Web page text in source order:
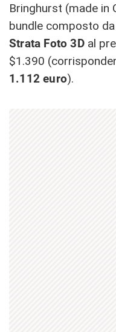
Bringhurst (made in
bundle composto da
Strata Foto 3Dal
$1.390
1.112 euro).